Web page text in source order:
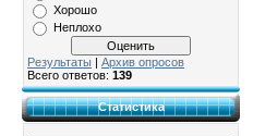
Хорошо
Неплохо
Результаты | Архив опросов
Всего ответов: 139
Статистика